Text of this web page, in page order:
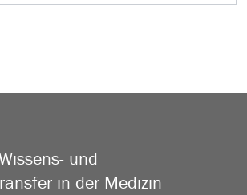
und
in der Medizin